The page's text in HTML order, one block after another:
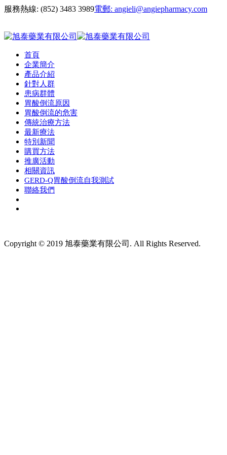
服務熱線: (852) 3483 3989電郵: angieli@angiepharmacy.com
首頁
企業簡介
產品介紹
針對人群
患病群體
胃酸倒流原因
胃酸倒流的危害
傳統治療方法
最新療法
特別新聞
購買方法
推廣活動
相關資訊
GERD-Q胃酸倒流自我測試
聯絡我們
Copyright © 2019 旭泰藥業有限公司. All Rights Reserved.